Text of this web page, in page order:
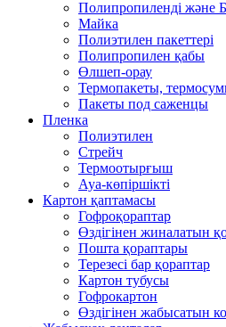
Полипропиленді және
Майка
Полиэтилен пакеттері
Полипропилен қабы
Өлшеп-орау
Термопакеты,
Пакеты под саженцы
Пленка
Полиэтилен
Стрейч
Термоотырғыш
Ауа-көпіршікті
Картон қаптамасы
Гофроқораптар
Өздігінен жиналатын
Пошта қораптары
Терезесі бар қораптар
Картон тубусы
Гофрокартон
Өздігінен жабысатын